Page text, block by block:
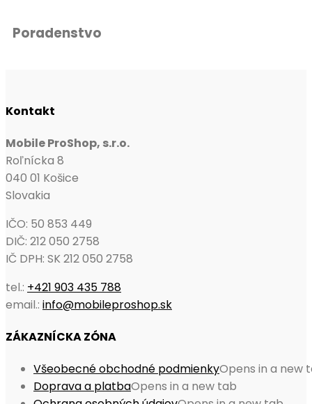
Poradenstvo
Kontakt
Mobile ProShop, s.r.o.
Roľnícka 8
040 01 Košice
Slovakia
IČO: 50 853 449
DIČ: 212 050 2758
IČ DPH: SK 212 050 2758
tel.: +421 903 435 788
email.: info@mobileproshop.sk
ZÁKAZNÍCKA ZÓNA
Všeobecné obchodné podmienkyOpens in a new
Doprava a platbaOpens in a new tab